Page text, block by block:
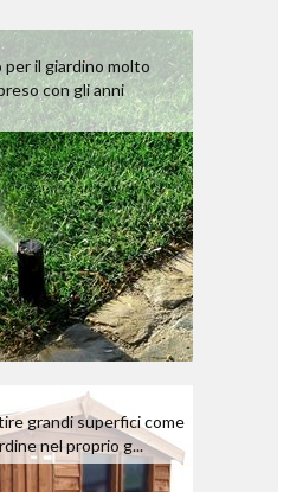
per il giardino molto
con gli anni
grandi superfici come
nel proprio g...